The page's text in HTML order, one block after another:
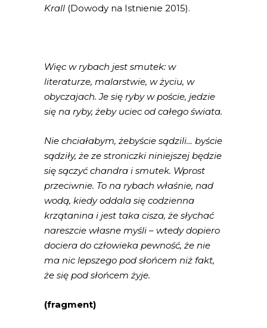
Krall (Dowody na Istnienie 2015).
Więc w rybach jest smutek: w
literaturze, malarstwie, w życiu, w
obyczajach. Je się ryby w poście, jedzie
się na ryby, żeby uciec od całego świata.
Nie chciałabym, żebyście sądzili… byście
sądziły, że ze stroniczki niniejszej będzie
się sączyć chandra i smutek. Wprost
przeciwnie. To na rybach właśnie, nad
wodą, kiedy oddala się codzienna
krzątanina i jest taka cisza, że słychać
nareszcie własne myśli – wtedy dopiero
dociera do człowieka pewność, że nie
ma nic lepszego pod słońcem niż fakt,
że się pod słońcem żyje.
(fragment)